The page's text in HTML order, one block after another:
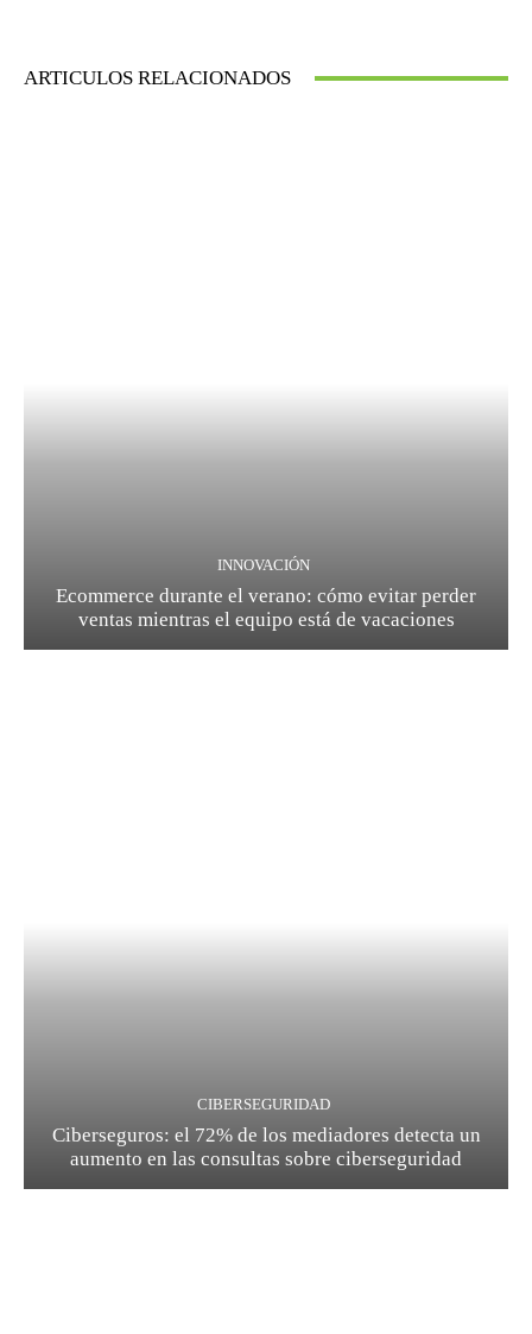
ARTICULOS RELACIONADOS
INNOVACIÓN
Ecommerce durante el verano: cómo evitar perder
ventas mientras el equipo está de vacaciones
CIBERSEGURIDAD
Ciberseguros: el 72% de los mediadores detecta un
aumento en las consultas sobre ciberseguridad